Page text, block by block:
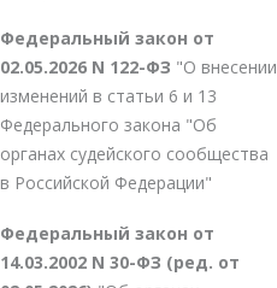
Федеральный закон от
02.05.2026 N 122-ФЗ "О внесении
изменений в статьи 6 и 13
Федерального закона "Об
органах судейского сообщества
в Российской Федерации"
Федеральный закон от
14.03.2002 N 30-ФЗ (ред. от